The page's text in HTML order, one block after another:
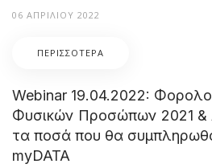
06 ΑΠΡΙΛΊΟΥ 2022
ΠΕΡΙΣΣΌΤΕΡΑ
Webinar 19.04.2022:
Φυσικών Προσώπων 2021 &
τα ποσά που θα
myDATA